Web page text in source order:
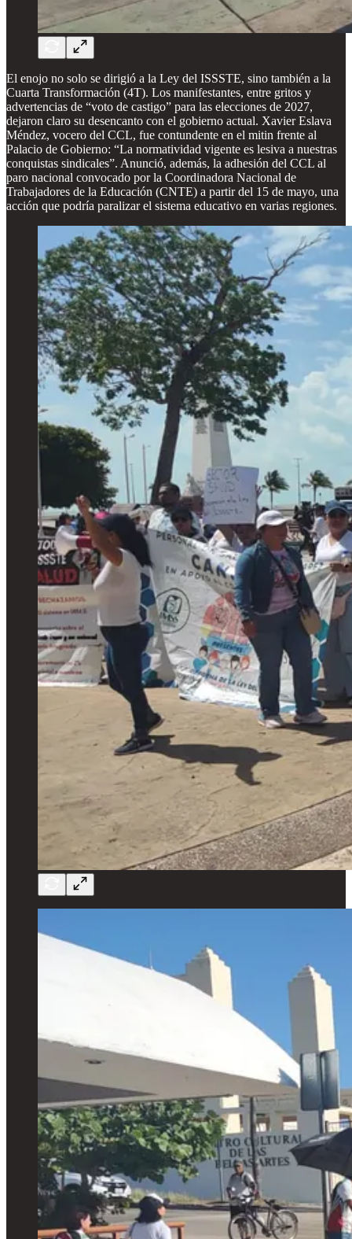
El enojo no solo se dirigió a la Ley del ISSSTE, sino también a la
Cuarta Transformación (4T). Los manifestantes, entre gritos y
advertencias de “voto de castigo” para las elecciones de 2027,
dejaron claro su desencanto con el gobierno actual. Xavier Eslava
Méndez, vocero del CCL, fue contundente en el mitin frente al
Palacio de Gobierno: “La normatividad vigente es lesiva a nuestras
conquistas sindicales”. Anunció, además, la adhesión del CCL al
paro nacional convocado por la Coordinadora Nacional de
Trabajadores de la Educación (CNTE) a partir del 15 de mayo, una
acción que podría paralizar el sistema educativo en varias regiones.